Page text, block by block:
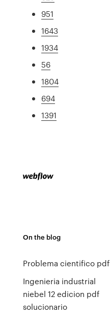
951
1643
1934
56
1804
694
1391
On the blog
Problema cientifico pdf
Ingenieria industrial
niebel 12 edicion pdf
solucionario